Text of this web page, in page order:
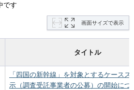
です
画面サイズで表示
タイトル
「四国の新幹線」を対象とするケースス
示（調査受託事業者の公募）の開始につ